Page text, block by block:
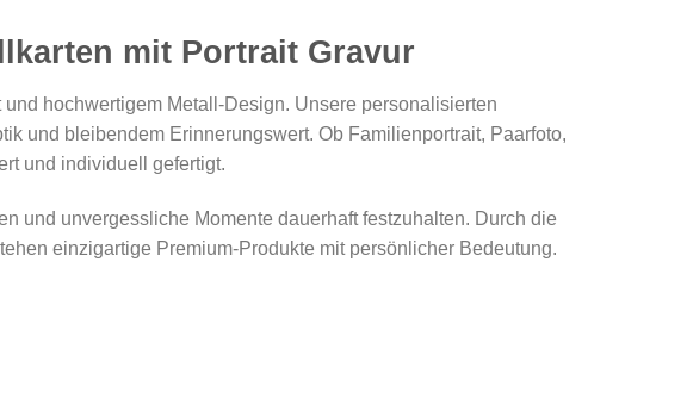
mit Portrait Gravur
hochwertigem Metall-Design. Unsere personalisierten
und bleibendem Erinnerungswert. Ob Familienportrait, Paarfoto,
und individuell gefertigt.
und unvergessliche Momente dauerhaft festzuhalten. Durch die
einzigartige Premium-Produkte mit persönlicher Bedeutung.